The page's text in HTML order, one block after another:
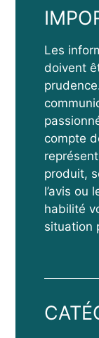
Les
doivent
compte
produit,
l’avis ou
habilité
situation